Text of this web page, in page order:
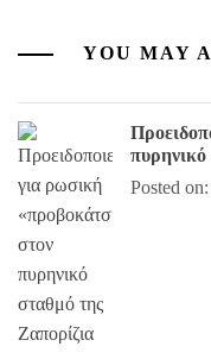
YOU MAY
Posted